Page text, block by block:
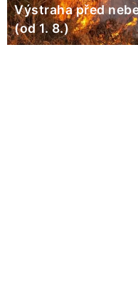
Výstraha před
(od 1. 8.)